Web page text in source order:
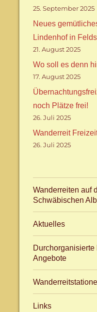
25. September 2025
Neues
Lindenhof in
21. August 2025
Wo soll es denn
17. August 2025
noch Plätze frei!
26. Juli 2025
Wanderreit
26. Juli 2025
Wanderreiten auf
Schwäbischen Alb
Aktuelles
Durchorganisierte
Angebote
Links